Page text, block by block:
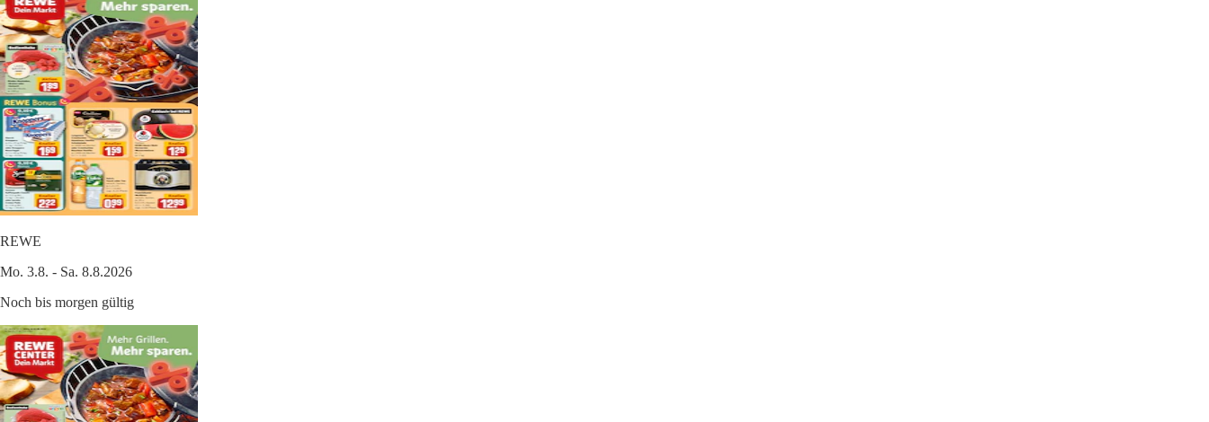
REWE
Mo. 3.8. - Sa. 8.8.2026
Noch bis morgen gültig